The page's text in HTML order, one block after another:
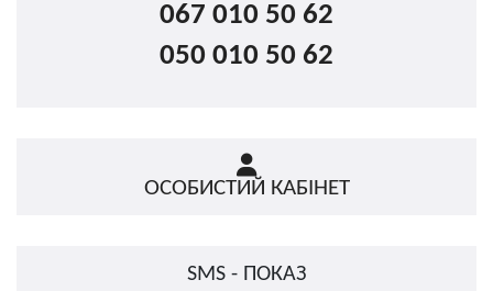
067 010 50 62
050 010 50 62
ОСОБИСТИЙ КАБІНЕТ
SMS - ПОКАЗ